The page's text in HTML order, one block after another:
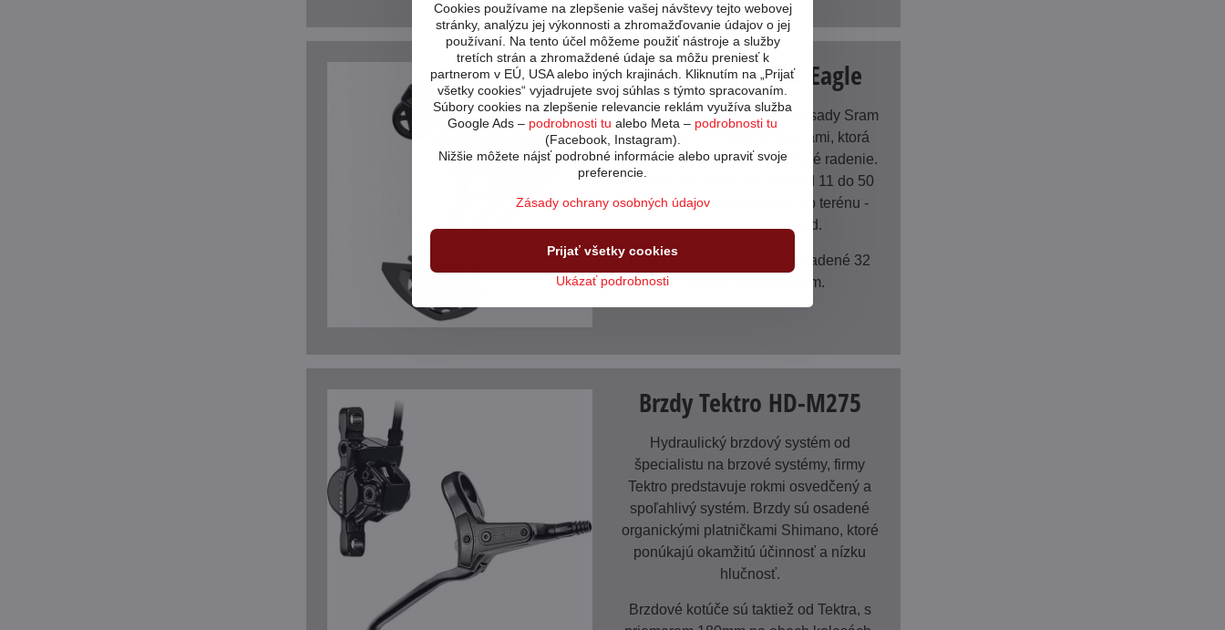
Prevody Sram SX Eagle
Sprevodovanie pochádza zo sady Sram
SX Eagle s 12-timi rýchlosťami, ktorá
ponúka rýchle a hlavne presné radenie.
Kazeta má vďaka rozsahu od 11 do 50
zubov prevody pre každý typ terénu -
kopec, rovina aj zjazd.
Kľuky z rovnakej sady sú osadené 32
zubovým prevodníkom.
Brzdy Tektro HD-M275
Hydraulický brzdový systém od
špecialistu na brzové systémy, firmy
Tektro predstavuje rokmi osvedčený a
spoľahlivý systém. Brzdy sú osadené
organickými platničkami Shimano, ktoré
ponúkajú okamžitú účinnosť a nízku
hlučnosť.
Brzdové kotúče sú taktiež od Tektra, s
Cookies používame na zlepšenie vašej návštevy tejto webovej
stránky, analýzu jej výkonnosti a zhromažďovanie údajov o jej
používaní. Na tento účel môžeme použiť nástroje a služby
tretích strán a zhromaždené údaje sa môžu preniesť k
partnerom v EÚ, USA alebo iných krajinách. Kliknutím na „Prijať
všetky cookies“ vyjadrujete svoj súhlas s týmto spracovaním.
Súbory cookies na zlepšenie relevancie reklám využíva služba
Google Ads – podrobnosti tu alebo Meta – podrobnosti tu
(Facebook, Instagram).
Nižšie môžete nájsť podrobné informácie alebo upraviť svoje
preferencie.
Zásady ochrany osobných údajov
Ukázať podrobnosti
Prijať všetky cookies